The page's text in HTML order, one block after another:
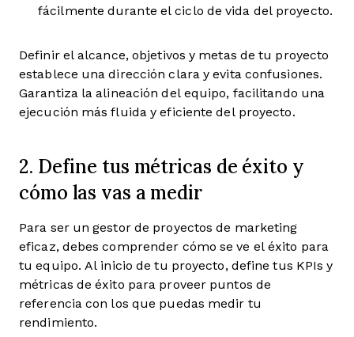
fácilmente durante el ciclo de vida del proyecto.
Definir el alcance, objetivos y metas de tu proyecto
establece una dirección clara y evita confusiones.
Garantiza la alineación del equipo, facilitando una
ejecución más fluida y eficiente del proyecto.
2. Define tus métricas de éxito y
cómo las vas a medir
Para ser un gestor de proyectos de marketing
eficaz, debes comprender cómo se ve el éxito para
tu equipo. Al inicio de tu proyecto, define tus KPIs y
métricas de éxito para proveer puntos de
referencia con los que puedas medir tu
rendimiento.